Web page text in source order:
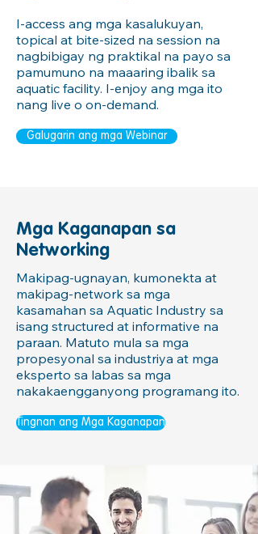
I-access ang mga kasalukuyan,
topical at bite-sized na session na
nagbibigay ng praktikal na payo sa
pamumuno na maaaring ibalik sa
aquatic facility. I-enjoy ang mga ito
nang live o on-demand.
Galugarin ang mga Webinar
Mga Kaganapan sa
Networking
Makipag-ugnayan, kumonekta at
makipag-network sa mga
kasamahan sa Aquatic Industry sa
isang structured at informative na
paraan. Matuto mula sa mga
propesyonal sa industriya at mga
eksperto sa labas sa mga
nakakaengganyong programang ito.
Tingnan ang Mga Kaganapan